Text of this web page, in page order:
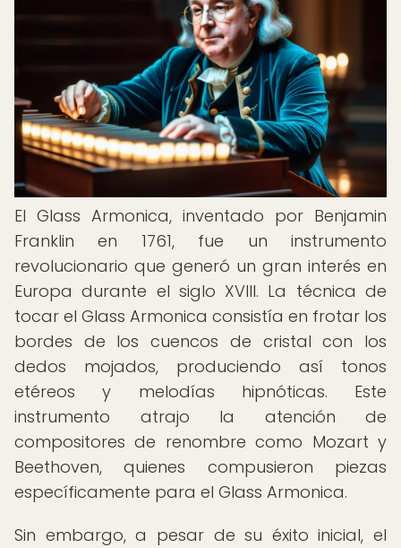
El Glass Armonica, inventado por Benjamin
Franklin en 1761, fue un instrumento
revolucionario que generó un gran interés en
Europa durante el siglo XVIII. La técnica de
tocar el Glass Armonica consistía en frotar los
bordes de los cuencos de cristal con los
dedos mojados, produciendo así tonos
etéreos y melodías hipnóticas. Este
instrumento atrajo la atención de
compositores de renombre como Mozart y
Beethoven, quienes compusieron piezas
específicamente para el Glass Armonica.
Sin embargo, a pesar de su éxito inicial, el